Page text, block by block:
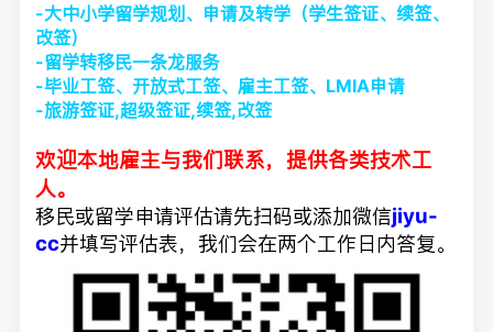
-大中小学留学规划、申请及转学（学生签证、续签、
改签）
-留学转移民一条龙服务
-毕业工签、开放式工签、雇主工签、LMIA申请
-旅游签证,超级签证,续签,改签
欢迎本地雇主与我们联系，提供各类技术工
人。
移民或留学申请评估请先扫码或添加微信jiyu-
cc并填写评估表，我们会在两个工作日内答复。